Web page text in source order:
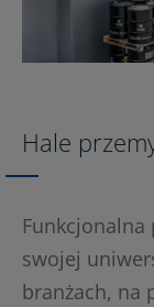
Hale
Funkcjonalna
swojej
branżach, na